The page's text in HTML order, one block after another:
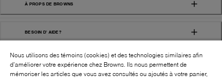
À PROPS DE BROWNS
BESOIN D' AIDE?
Nous utilisons des témoins (cookies) et des technologies similaires afin
d’améliorer votre expérience chez Browns. Ils nous permettent de
mémoriser les articles que vous avez consultés ou ajoutés à votre panier,